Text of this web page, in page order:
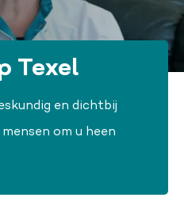
Texel
en dichtbij
om u heen